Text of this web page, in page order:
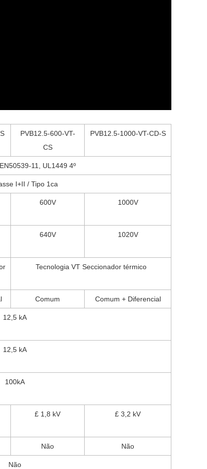
PVB12.5-600-VT-
CS
PVB12.5-1000-VT-CD-S
11, UL1449 4º
I+II / Tipo 1ca
600V 1000V
640V 1020V
Tecnologia VT Seccionador térmico
Comum Comum + Diferencial
12,5 kA
12,5 kA
100kA
£ 1,8 kV £ 3,2 kV
Não Não
Não